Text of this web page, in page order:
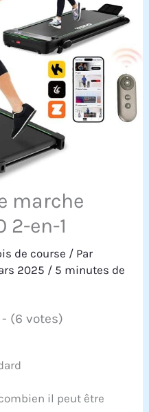
marche
2-en-1
de course / Par
2025 / 5 minutes de
(6 votes)
il peut être